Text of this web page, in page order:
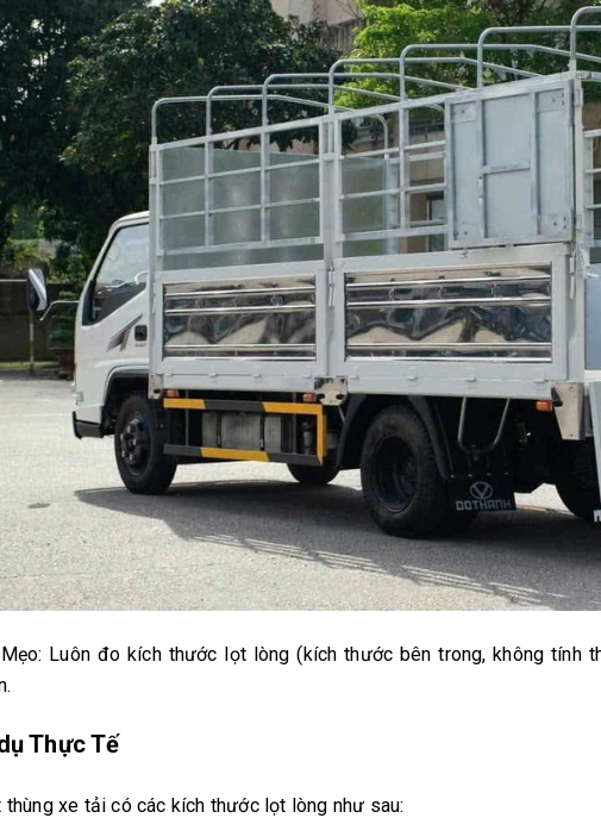
Luôn đo kích thước lọt lòng (kích thước bên trong, không tính
Thực Tế
thùng xe tải có các kích thước lọt lòng như sau: